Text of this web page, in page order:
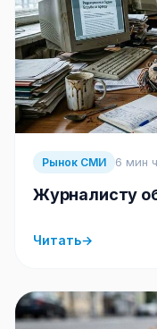
Рынок СМИ 6 мин
Журналисту
Читать